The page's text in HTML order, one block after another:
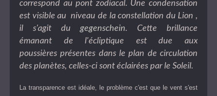
correspond au pont zodiacal. Une condensation
est visible au niveau de la constellation du Lion ,
il s'agit dugegenschein. Cette brillance
émanant de l'écliptique est due aux
poussières présentes dans le plan de circulation
des planètes, celles-ci sont éclairées par le Soleil.
La transparence est idéale, le problème c'est que le vent s'est